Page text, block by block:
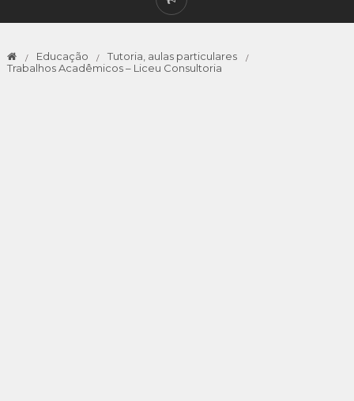
Educação
Tutoria, aulas particulares
Trabalhos Acadêmicos – Liceu Consultoria